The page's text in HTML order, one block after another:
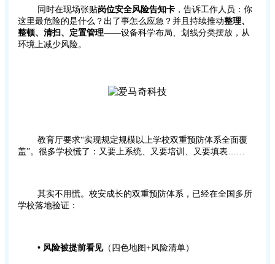
同时在现场张贴岗位安全风险告知卡 ，告诉工作人员：你
这里最危险的是什么？出了事怎么应急？并且持续推动整理、
整顿、清扫、定置管理——设备科学布局、划线分类摆放，从
环境上减少风险。
教育厅要求“实现规定规模以上学校双重预防体系全面覆
盖”。很多学校慌了：又要上系统、又要培训、又要填表……
其实不用慌。校安成长的双重预防体系，已经在全国多所
学校落地验证：
• 风险被提前看见（四色地图+风险清单）